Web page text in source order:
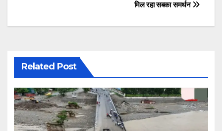
मिल रहा सबका समर्थन
Related Post